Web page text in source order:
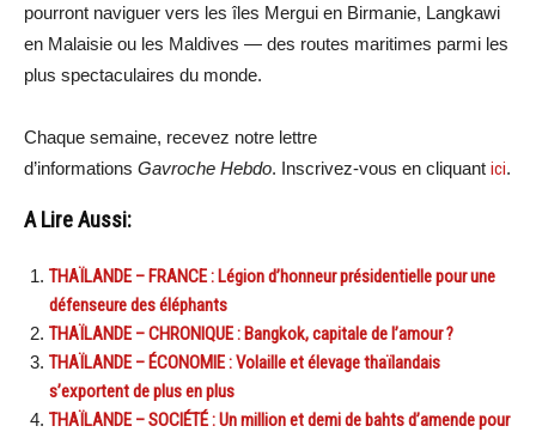
pourront naviguer vers les îles Mergui en Birmanie, Langkawi
en Malaisie ou les Maldives — des routes maritimes parmi les
plus spectaculaires du monde.
Chaque semaine, recevez notre lettre
d’informations Gavroche Hebdo. Inscrivez-vous en cliquant ici.
A Lire Aussi:
THAÏLANDE – FRANCE : Légion d’honneur présidentielle pour une
défenseure des éléphants
THAÏLANDE – CHRONIQUE : Bangkok, capitale de l’amour ?
THAÏLANDE – ÉCONOMIE : Volaille et élevage thaïlandais
s’exportent de plus en plus
THAÏLANDE – SOCIÉTÉ : Un million et demi de bahts d’amende pour